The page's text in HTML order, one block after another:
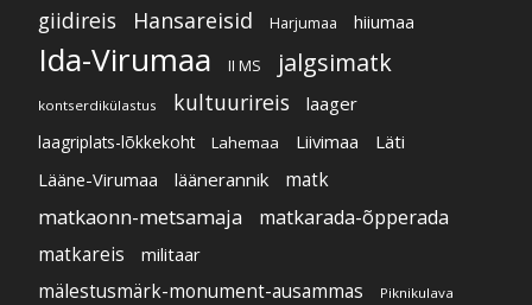
giidireis Hansareisid Harjumaa hiiumaa
Ida-Virumaa II MS jalgsimatk
kontserdikülastus kultuurireis laager
laagriplats-lõkkekoht Lahemaa Liivimaa
Läti
Lääne-Virumaa
läänerannik matk
matkaonn-metsamaja matkarada-õpperada
matkareis militaar
mälestusmärk-monument-ausammas Piknikulava